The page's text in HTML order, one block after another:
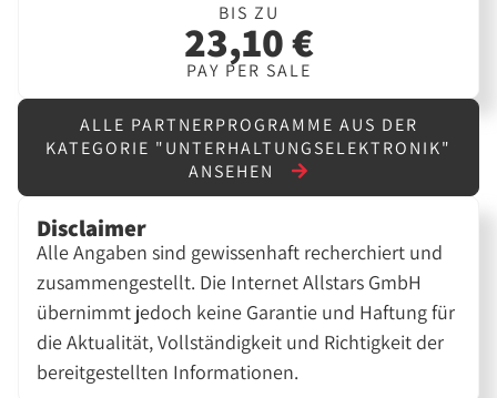
BIS ZU
23,10 €
PAY PER SALE
ALLE PARTNERPROGRAMME AUS DER
KATEGORIE "UNTERHALTUNGSELEKTRONIK"
ANSEHEN
Disclaimer
Alle Angaben sind gewissenhaft recherchiert und
zusammengestellt. Die Internet Allstars GmbH
übernimmt jedoch keine Garantie und Haftung für
die Aktualität, Vollständigkeit und Richtigkeit der
bereitgestellten Informationen.